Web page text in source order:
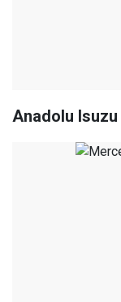
Anadolu Isuzu